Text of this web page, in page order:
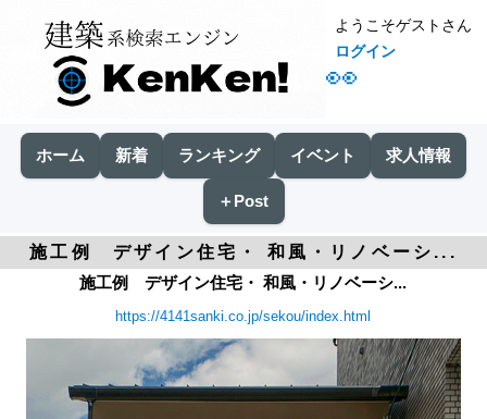
👀
ようこそゲストさん
ログイン
ホーム 新着 ランキング イベント 求人情報
＋Post
施工例 デザイン住宅・ 和風・リノベーシ...
施工例 デザイン住宅・ 和風・リノベーシ...
https://4141sanki.co.jp/sekou/index.html